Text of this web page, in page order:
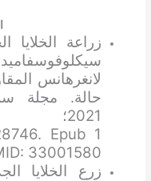
زراعة الخلايا
لانغرهانس
حالة. مجلة
33001580.
زرع الخلايا